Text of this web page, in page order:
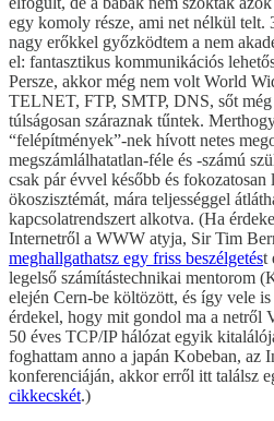
egy komoly része, ami net nélkül telt.
nagy erőkkel győzködtem a nem
el: fantasztikus kommunikációs
Persze, akkor még nem volt World
TELNET, FTP, SMTP, DNS, sőt
túlságosan száraznak tűntek.
“felépítmények”-nek hívott netes
megszámlálhatatlan-féle és -számú
csak pár évvel később és
ökoszisztémát, mára teljességgel
kapcsolatrendszert alkotva. (Ha
Internetről a WWW atyja, Sir Tim
meghallgathatsz egy friss beszélgetést
legelső számítástechnikai mentorom
elején Cern-be költözött, és így vele
érdekel, hogy mit gondol ma a netről
50 éves TCP/IP hálózat egyik
foghattam anno a japán Kobeban, az
konferenciáján, akkor erről itt találsz
cikkecskét.)